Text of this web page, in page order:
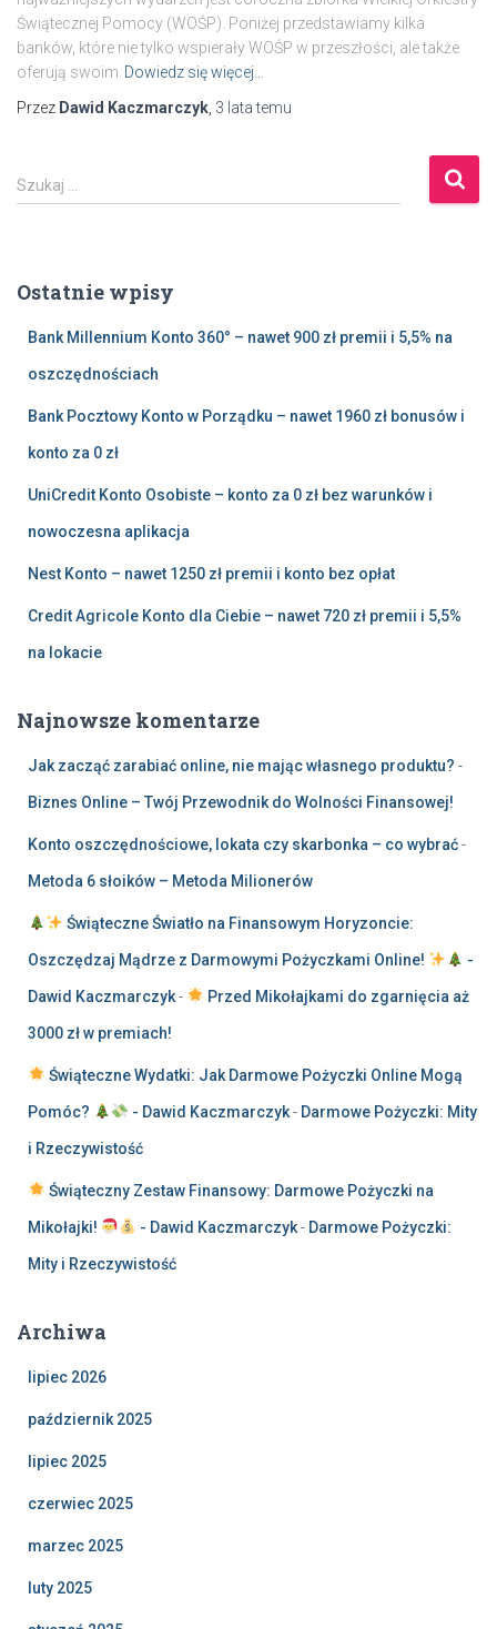
Świątecznej Pomocy (WOŚP). Poniżej przedstawiamy kilka
banków, które nie tylko wspierały WOŚP w przeszłości, ale także
oferują swoim Dowiedz się więcej…
Przez Dawid Kaczmarczyk 3 latatemu
S
z
j
Szukaj …
Ostatnie wpisy
Bank Millennium Konto 360° – nawet 900 zł premii i 5,5% na
oszczędnościach
Bank Pocztowy Konto w Porządku – nawet 1960 zł bonusów i
konto za 0 zł
UniCredit Konto Osobiste – konto za 0 zł bez warunków i
nowoczesna aplikacja
Nest Konto – nawet 1250 zł premii i konto bez opłat
Credit Agricole Konto dla Ciebie – nawet 720 zł premii i 5,5%
na lokacie
Najnowsze komentarze
Jak zacząć zarabiać online, nie mając własnego produktu? -
Biznes Online – Twój Przewodnik do Wolności Finansowej!
Konto oszczędnościowe, lokata czy skarbonka – co wybrać-
Metoda 6 słoików – Metoda Milionerów
Świąteczne Światło na Finansowym Horyzoncie:
Oszczędzaj Mądrze z Darmowymi Pożyczkami Online! -
Dawid Kaczmarczyk- Przed Mikołajkami do zgarnięcia aż
3000 zł w premiach!
Świąteczne Wydatki: Jak Darmowe Pożyczki Online Mogą
Pomóc? - Dawid Kaczmarczyk- Darmowe Pożyczki: Mity
i Rzeczywistość
Świąteczny Zestaw Finansowy: Darmowe Pożyczki na
Mikołajki! - Dawid Kaczmarczyk- Darmowe Pożyczki:
Mity i Rzeczywistość
Archiwa
lipiec 2026
październik 2025
lipiec 2025
czerwiec 2025
marzec 2025
luty 2025